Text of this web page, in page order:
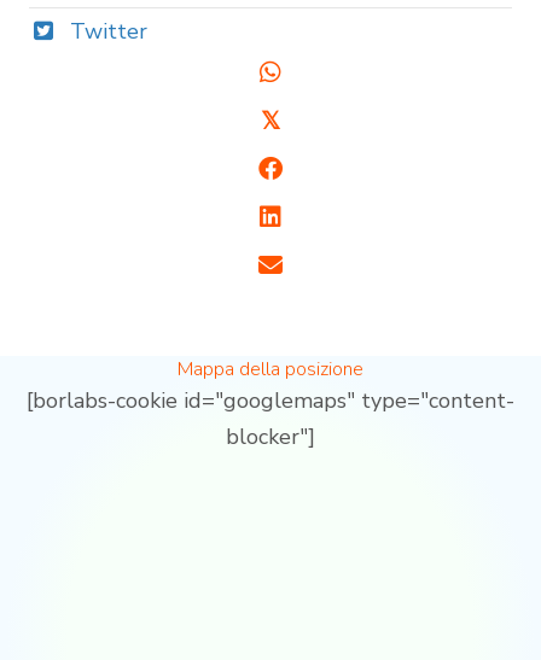
Twitter
𝕏
Mappa della posizione
[borlabs-cookie id="googlemaps" type="content-
blocker"]